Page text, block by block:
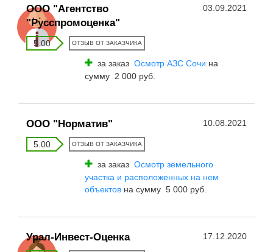
ООО "Агентство
"Русспромоценка"
03.09.2021
5.00 ОТЗЫВ ОТ ЗАКАЗЧИКА
за заказ Осмотр АЗС Сочи на
сумму 2 000 руб.
ООО "Норматив" 10.08.2021
5.00 ОТЗЫВ ОТ ЗАКАЗЧИКА
за заказ Осмотр земельного
участка и расположенных на нем
объектов на сумму 5 000 руб.
Урал-Инвест-Оценка 17.12.2020